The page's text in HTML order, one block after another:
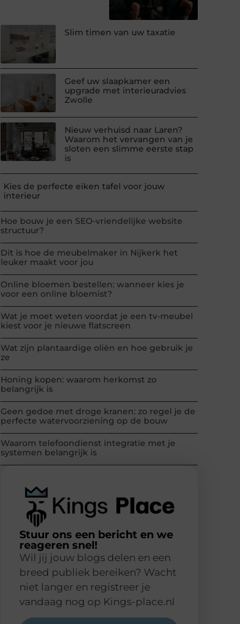
Slim timen van uw taxatie
Geef uw slaapkamer een
upgrade met interieuradvies
Zwolle
Nieuw verhuisd naar Laren?
Waarom het vervangen van je
sloten een slimme eerste stap
is
Kies de perfecte eiken tafel voor jouw
interieur
Hoe bouw je een SEO-vriendelijke website
structuur?
Dit is hoe de meubelmaker in Nijkerk het
leuker maakt voor jou
Online bloemen bestellen: wanneer kies je
voor een online bloemist?
Wat je moet weten voordat je een tv-meubel
kiest voor je nieuwe flatscreen
Wat zijn plantaardige oliën en hoe gebruik je
ze
Honing kopen: waarom herkomst zo
belangrijk is
Geen gedoe met droge kranen: zo regel je de
perfecte watervoorziening op de bouw
Waarom telefoondienst integratie met je
systemen belangrijk is
Stuur ons een bericht en we
reageren snel!
Wil jij jouw blogs delen en een
breed publiek bereiken? Wacht
niet langer en registreer je
vandaag nog op Kings-place.nl